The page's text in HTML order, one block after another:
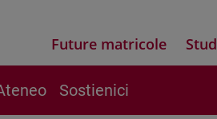
Future matricole
Sostienici